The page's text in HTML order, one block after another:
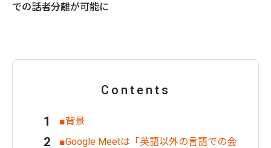
での話者分離が可能に
Contents
■背景
■Google Meetは「英語以外の言語での会